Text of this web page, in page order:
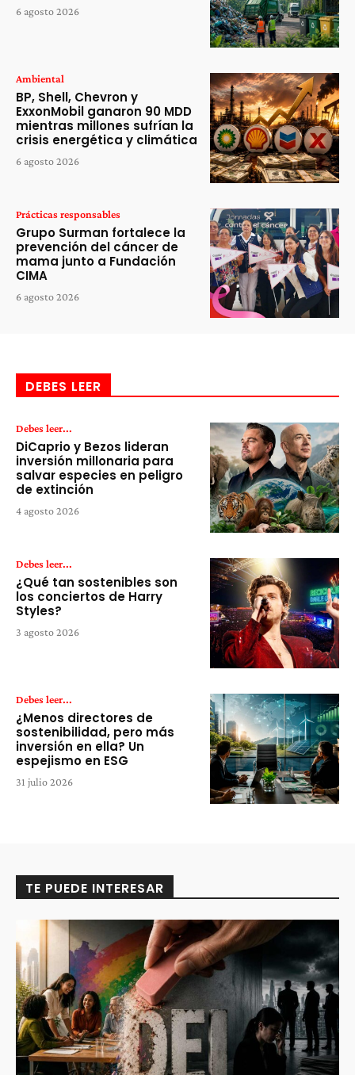
6 agosto 2026
Ambiental
BP, Shell, Chevron y
ExxonMobil ganaron 90 MDD
mientras millones sufrían la
crisis energética y climática
6 agosto 2026
Prácticas responsables
Grupo Surman fortalece la
prevención del cáncer de
mama junto a Fundación
CIMA
6 agosto 2026
DEBES LEER
Debes leer...
DiCaprio y Bezos lideran
inversión millonaria para
salvar especies en peligro
de extinción
4 agosto 2026
Debes leer...
¿Qué tan sostenibles son
los conciertos de Harry
Styles?
3 agosto 2026
Debes leer...
¿Menos directores de
sostenibilidad, pero más
inversión en ella? Un
espejismo en ESG
31 julio 2026
TE PUEDE INTERESAR